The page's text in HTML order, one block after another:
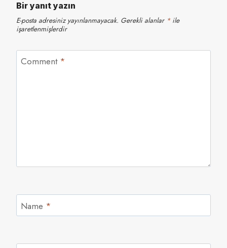
Bir yanıt yazın
E-posta adresiniz yayınlanmayacak. Gerekli alanlar *ile
işaretlenmişlerdir
Comment *
Name *